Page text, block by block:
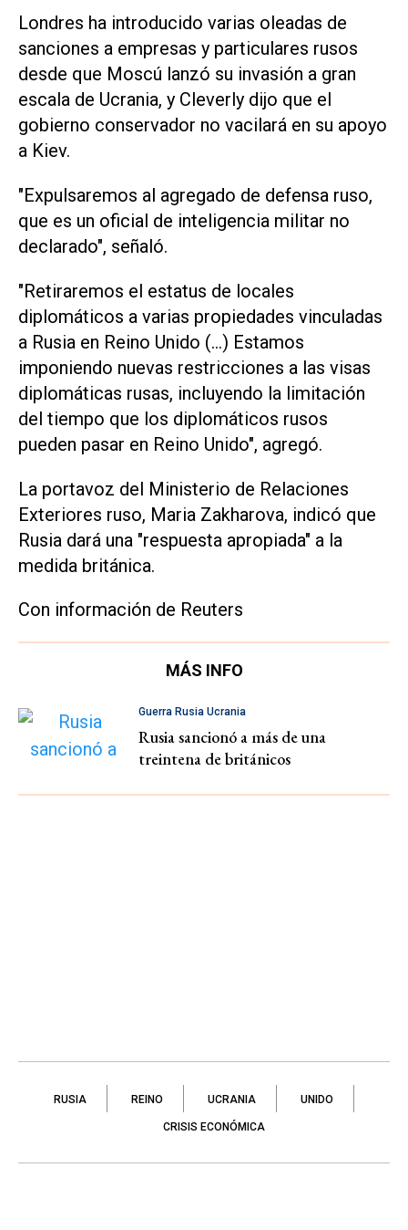
Londres ha introducido varias oleadas de
sanciones a empresas y particulares rusos
desde que Moscú lanzó su invasión a gran
escala de Ucrania, y Cleverly dijo que el
gobierno conservador no vacilará en su apoyo
a Kiev.
"Expulsaremos al agregado de defensa ruso,
que es un oficial de inteligencia militar no
declarado", señaló.
"Retiraremos el estatus de locales
diplomáticos a varias propiedades vinculadas
a Rusia en Reino Unido (...) Estamos
imponiendo nuevas restricciones a las visas
diplomáticas rusas, incluyendo la limitación
del tiempo que los diplomáticos rusos
pueden pasar en Reino Unido", agregó.
La portavoz del Ministerio de Relaciones
Exteriores ruso, Maria Zakharova, indicó que
Rusia dará una "respuesta apropiada" a la
medida británica.
Con información de Reuters
MÁS INFO
Guerra Rusia Ucrania
Rusia sancionó a más de una
treintena de británicos
RUSIA REINO UCRANIA UNIDO
CRISIS ECONÓMICA